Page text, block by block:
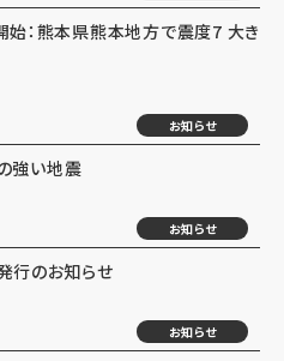
：熊本県熊本地方で震度7 大き
お知らせ
強い地震
お知らせ
行のお知らせ
お知らせ